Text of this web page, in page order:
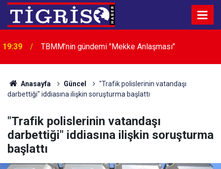
19:27
İçme suyu tünel hattında göçük: 1 ölü, 1 yaralı
Anasayfa Güncel
"Trafik polislerinin vatandaşı
darbettiği" iddiasına ilişkin soruşturma başlattı
"Trafik polislerinin vatandaşı
darbettiği" iddiasına ilişkin soruşturma
başlattı